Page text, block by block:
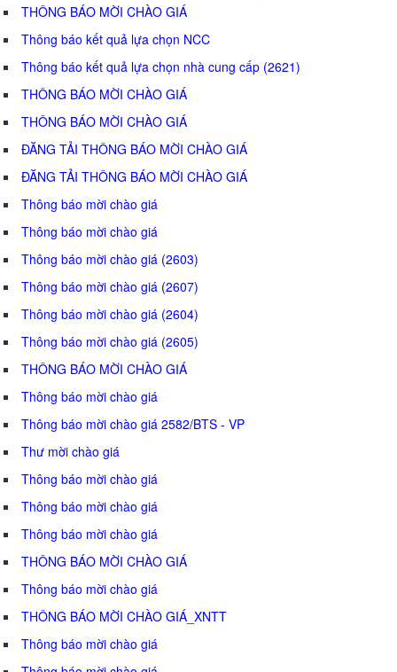
THÔNG BÁO MỜI CHÀO GIÁ
Thông báo kết quả lựa chọn NCC
Thông báo kết quả lựa chọn nhà cung cấp (2621)
THÔNG BÁO MỜI CHÀO GIÁ
THÔNG BÁO MỜI CHÀO GIÁ
ĐĂNG TẢI THÔNG BÁO MỜI CHÀO GIÁ
ĐĂNG TẢI THÔNG BÁO MỜI CHÀO GIÁ
Thông báo mời chào giá
Thông báo mời chào giá
Thông báo mời chào giá (2603)
Thông báo mời chào giá (2607)
Thông báo mời chào giá (2604)
Thông báo mời chào giá (2605)
THÔNG BÁO MỜI CHÀO GIÁ
Thông báo mời chào giá
Thông báo mời chào giá 2582/BTS - VP
Thư mời chào giá
Thông báo mời chào giá
Thông báo mời chào giá
Thông báo mời chào giá
THÔNG BÁO MỜI CHÀO GIÁ
Thông báo mời chào giá
THÔNG BÁO MỜI CHÀO GIÁ_XNTT
Thông báo mời chào giá